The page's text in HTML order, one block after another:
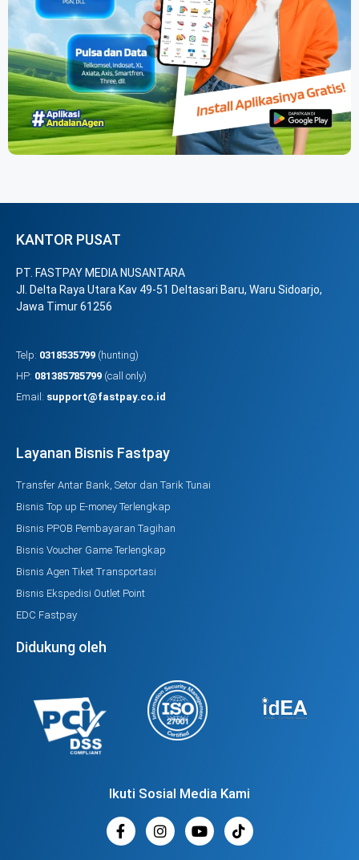
KANTOR PUSAT
PT. FASTPAY MEDIA NUSANTARA
Jl. Delta Raya Utara Kav 49-51 Deltasari Baru, Waru Sidoarjo,
Jawa Timur 61256
Telp: 0318535799 (hunting)
HP: 081385785799 (call only)
Email: support@fastpay.co.id
Layanan Bisnis Fastpay
Transfer Antar Bank, Setor dan Tarik Tunai
Bisnis Top up E-money Terlengkap
Bisnis PPOB Pembayaran Tagihan
Bisnis Voucher Game Terlengkap
Bisnis Agen Tiket Transportasi
Bisnis Ekspedisi Outlet Point
EDC Fastpay
Didukung oleh
Ikuti Sosial Media Kami